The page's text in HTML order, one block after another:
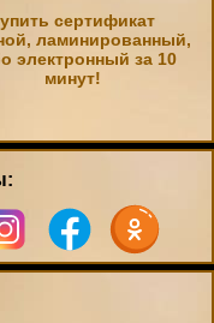
сертификат
ламинированный,
электронный за 10
минут!